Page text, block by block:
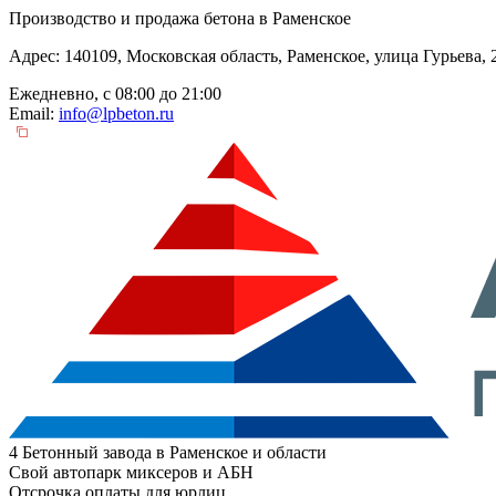
Производство и продажа бетона в Раменское
Адрес: 140109, Московская область, Раменское, улица Гурьева,
Ежедневно, с 08:00 до 21:00
Email: info@lpbeton.ru
4 Бетонный завода в Раменское и области
Свой автопарк миксеров и АБН
Отсрочка оплаты для юрлиц